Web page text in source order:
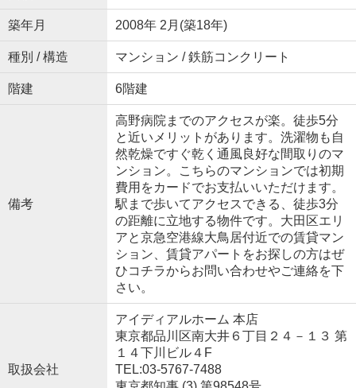
築年月 2008年 2月(築18年)
種別 / 構造 マンション / 鉄筋コンクリート
階建 6階建
備考
高野病院までのアクセスが楽。徒歩5分
と近いメリットがあります。洗濯物も自
然乾燥ですぐ乾く通風良好な間取りのマ
ンション。こちらのマンションでは初期
費用をカードでお支払いいただけます。
駅まで歩いてアクセスできる、徒歩3分
の距離に立地する物件です。大田区エリ
アと京急空港線大鳥居付近での賃貸マン
ション、賃貸アパートをお探しの方はぜ
ひコチラからお問い合わせやご連絡を下
さい。
取扱会社
アイディアルホーム 本店
東京都品川区南大井６丁目２４－１３ 第
１４下川ビル４F
TEL:03-5767-7488